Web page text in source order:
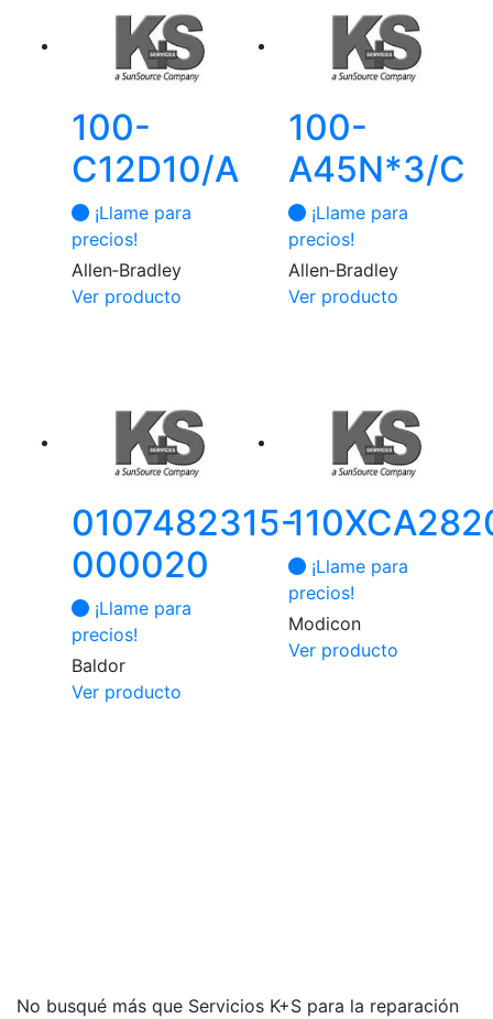
100-
C12D10/A
¡Llame para
precios!
Allen‑Bradley
Ver producto
100-
A45N*3/C
¡Llame para
precios!
Allen‑Bradley
Ver producto
0107482315-
000020
¡Llame para
precios!
Baldor
Ver producto
¡Llame para
precios!
Modicon
Ver producto
No busqué más que Servicios K+S para la reparación